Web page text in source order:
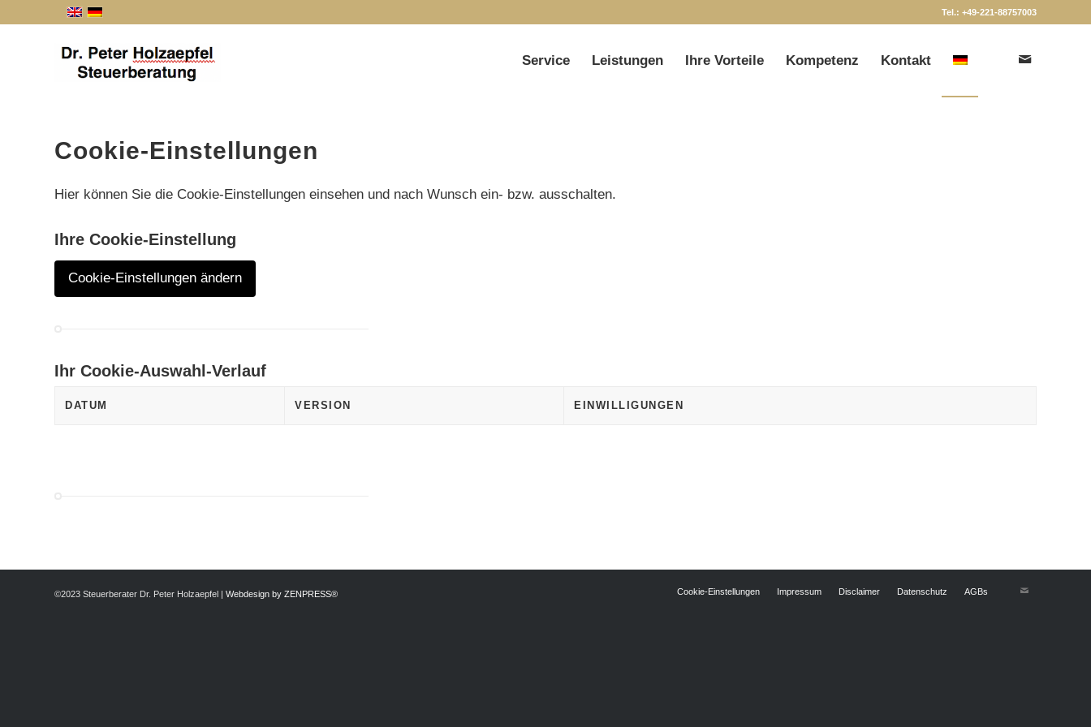
Tel.: +49-221-88757003
Service Leistungen Ihre Vorteile Kompetenz Kontakt
Cookie-Einstellungen
Hier können Sie die Cookie-Einstellungen einsehen und nach Wunsch ein- bzw. ausschalten.
Ihre Cookie-Einstellung
Cookie-Einstellungen ändern
Ihr Cookie-Auswahl-Verlauf
DATUM VERSION EINWILLIGUNGEN
©2023 Steuerberater Dr. Peter Holzaepfel | Webdesign by ZENPRESS® Cookie-Einstellungen Impressum Disclaimer Datenschutz AGBs